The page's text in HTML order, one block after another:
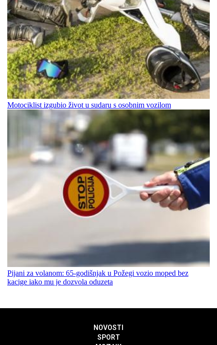
Motociklist izgubio život u sudaru s osobnim vozilom
Pijani za volanom: 65-godišnjak u Požegi vozio moped bez
kacige iako mu je dozvola oduzeta
NOVOSTI
SPORT